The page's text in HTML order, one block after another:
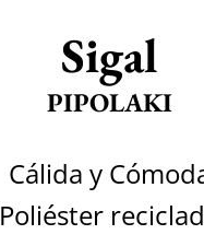
Sigal
PIPOLAKI
Cálida y
Poliéster